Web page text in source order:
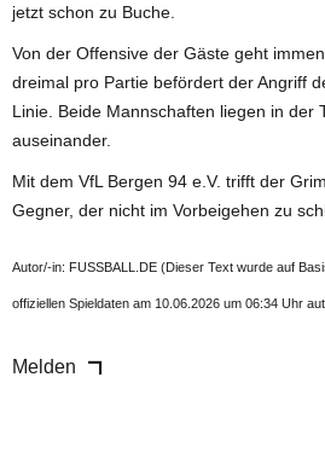
jetzt schon zu Buche.
Von der Offensive der Gäste geht
dreimal pro Partie befördert der Angriff
Linie. Beide Mannschaften liegen in der
auseinander.
Mit dem VfL Bergen 94 e.V. trifft der
Gegner, der nicht im Vorbeigehen zu
Autor/-in: FUSSBALL.DE (Dieser Text wurde auf
offiziellen Spieldaten am 10.06.2026 um 06:34 Uhr
Melden